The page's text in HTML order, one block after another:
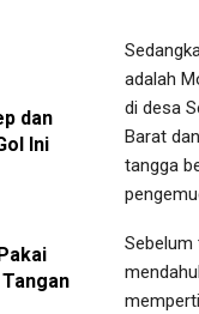
dan
Ini
adalah
di desa
Barat
tangga
Sebelum